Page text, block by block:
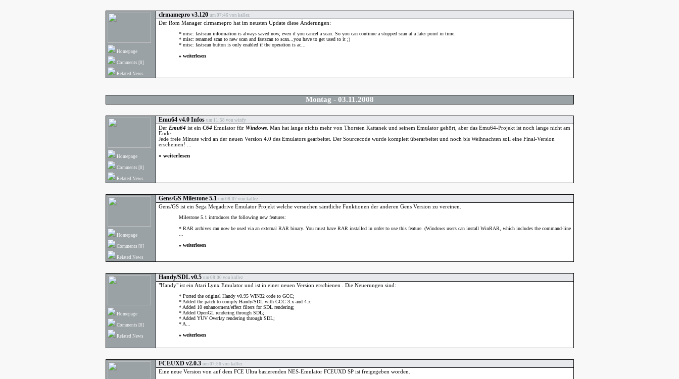
Homepage
Comments [0]
Related News
clrmamepro v3.120 um 07:46 von kallez
Der Rom Manager clrmamepro hat im neusten Update diese Änderungen:
* misc: fastscan information is always saved now, even if you cancel a scan. So you can continue a stopped scan at a later point in time.
* misc: renamed scan to new scan and fastscan to scan...you have to get used to it ;)
* misc: fastscan button is only enabled if the operation is ac...
» weiterlesen
Montag - 03.11.2008
Homepage
Comments [0]
Related News
Emu64 v4.0 Infos um 11:58 von winfy
Der Emu64 ist ein C64 Emulator für Windows. Man hat lange nichts mehr von Thorsten Kattanek und seinem Emulator gehört, aber das Emu64-Projekt ist noch lange nicht am
Ende.
Jede freie Minute wird an der neuen Version 4.0 des Emulators gearbeitet. Der Sourcecode wurde komplett überarbeitet und noch bis Weihnachten soll eine Final-Version
erscheinen! ...
» weiterlesen
Homepage
Comments [0]
Related News
Gens/GS Milestone 5.1 um 08:07 von kallez
Gens/GS ist ein Sega Megadrive Emulator Projekt welche versuchen sämtliche Funktionen der anderen Gens Version zu vereinen.
Milestone 5.1 introduces the following new features:
* RAR archives can now be used via an external RAR binary. You must have RAR installed in order to use this feature. (Windows users can install WinRAR, which includes the command-line
» weiterlesen
Homepage
Comments [0]
Related News
Handy/SDL v0.5 um 08:00 von kallez
"Handy" ist ein Atari Lynx Emulator und ist in einer neuen Version erschienen . Die Neuerungen sind:
* Ported the original Handy v0.95 WIN32 code to GCC;
* Added the patch to comply Handy/SDL with GCC 3.x and 4.x
* Added 10 enhancement/effect filters for SDL rendering;
* Added OpenGL rendering through SDL;
* Added YUV Overlay rendering through SDL;
* A...
» weiterlesen
FCEUXD v2.0.3 um 07:56 von kallez
Eine neue Version von auf dem FCE Ultra basierenden NES-Emulator FCEUXD SP ist freigegeben worden.